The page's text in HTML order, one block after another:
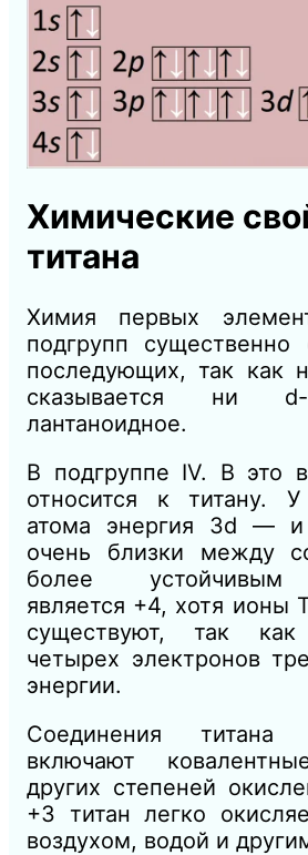
Химические
титана
Химия первых
подгрупп существенно
последующих, так как
сказывается ни
лантаноидное.
В подгруппе IV. B это
относится к титану. У
атома энергия 3d — и
очень близки между
более устойчивым
является +4, хотя ионы
существуют, так
четырех электронов
энергии.
Соединения
включают
других степеней
+3 титан легко
воздухом, водой и